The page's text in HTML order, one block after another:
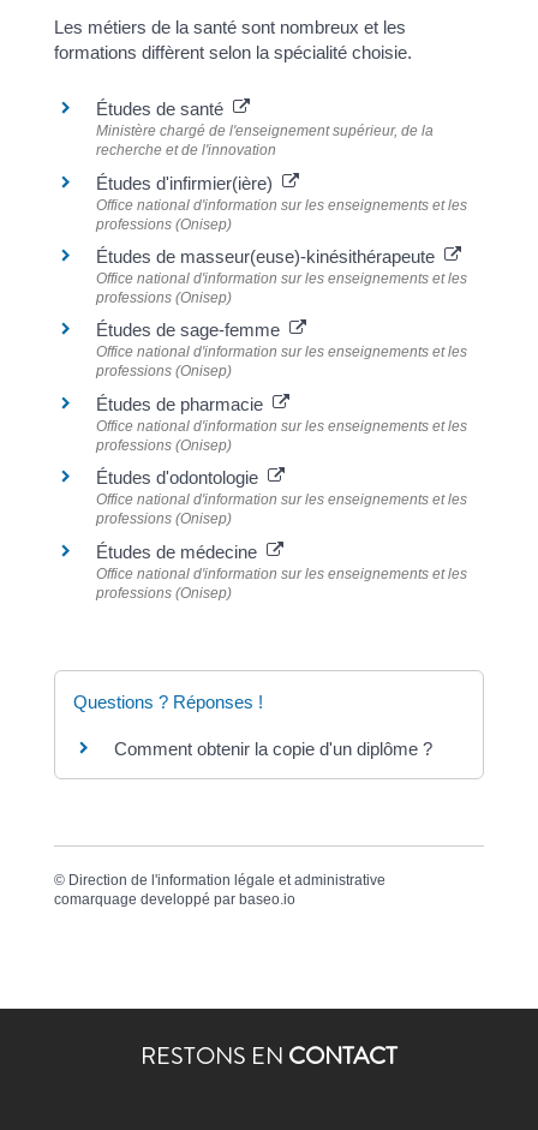
Les métiers de la santé sont nombreux et les
formations diffèrent selon la spécialité choisie.
Études de santé
Ministère chargé de l'enseignement supérieur, de la
recherche et de l'innovation
Études d'infirmier(ière)
Office national d'information sur les enseignements et les
professions (Onisep)
Études de masseur(euse)-kinésithérapeute
Office national d'information sur les enseignements et les
professions (Onisep)
Études de sage-femme
Office national d'information sur les enseignements et les
professions (Onisep)
Études de pharmacie
Office national d'information sur les enseignements et les
professions (Onisep)
Études d'odontologie
Office national d'information sur les enseignements et les
professions (Onisep)
Études de médecine
Office national d'information sur les enseignements et les
professions (Onisep)
Questions ? Réponses !
Comment obtenir la copie d'un diplôme ?
© Direction de l'information légale et administrative
comarquage developpé par baseo.io
RESTONS EN CONTACT